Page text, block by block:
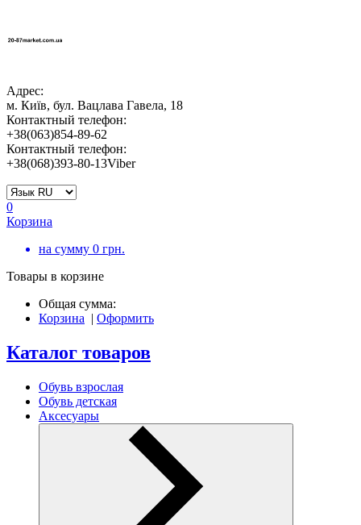
Адрес:
м. Київ, бул. Вацлава Гавела, 18
Контактный телефон:
+38(063)854-89-62
Контактный телефон:
+38(068)393-80-13Viber
0
Корзина
на сумму 0 грн.
Товары в корзине
Общая сумма:
Корзина | Оформить
Каталог товаров
Обувь взрослая
Обувь детская
Аксесуары